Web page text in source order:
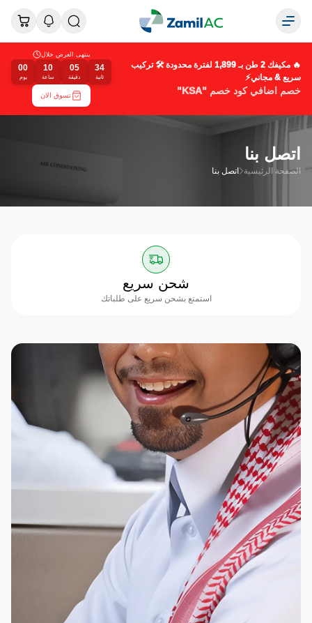
🔥 مكيفك 2 طن بـ 1,899 لفترة محدودة 🛠️ تركيب
سريع & مجاني⚡
خصم اضافي كود خصم "KSA"
ينتهى العرض خلال
00
يوم
10
ساعة
05
دقيقة
34
ثانية
تسوق الان
اتصل بنا
الصفحة الرئيسية اتصل بنا
شحن سريع
استمتع بشحن سريع على طلباتك